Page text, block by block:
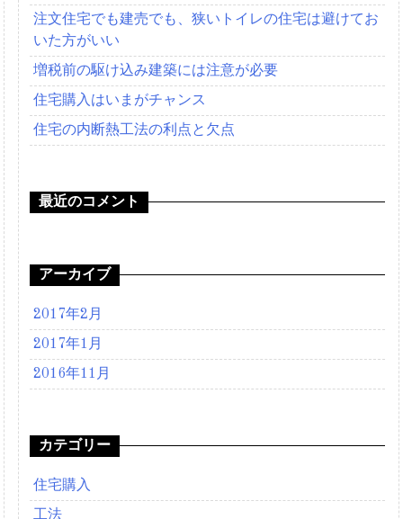
ー
シ
ョ
ン
注文住宅でも建売でも、狭いトイレの住宅は避けてお
いた方がいい
増税前の駆け込み建築には注意が必要
住宅購入はいまがチャンス
住宅の内断熱工法の利点と欠点
最近のコメント
アーカイブ
2017年2月
2017年1月
2016年11月
カテゴリー
住宅購入
工法